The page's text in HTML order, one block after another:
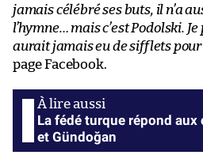
jamais célébré ses buts, il n’a
l’hymne… mais c’est Podolski. Je
aurait jamais eu de sifflets
page Facebook.
La fédé turque répond
et Gündoğan